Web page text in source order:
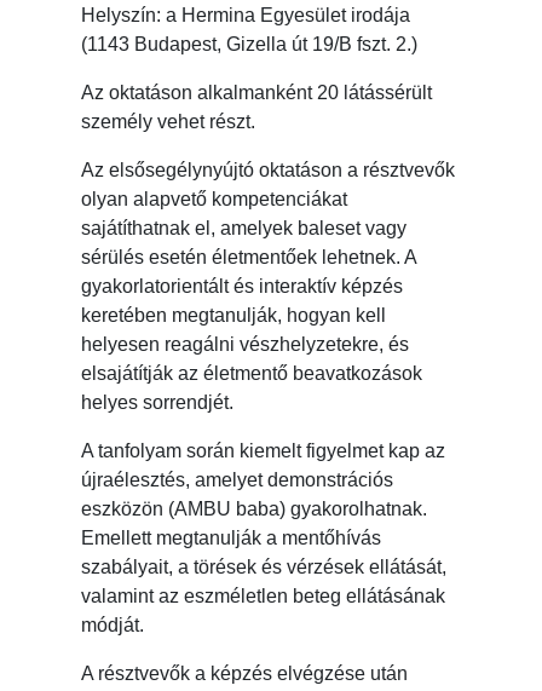
Helyszín: a Hermina Egyesület irodája
(1143 Budapest, Gizella út 19/B fszt. 2.)
Az oktatáson alkalmanként 20 látássérült
személy vehet részt.
Az elsősegélynyújtó oktatáson a résztvevők
olyan alapvető kompetenciákat
sajátíthatnak el, amelyek baleset vagy
sérülés esetén életmentőek lehetnek. A
gyakorlatorientált és interaktív képzés
keretében megtanulják, hogyan kell
helyesen reagálni vészhelyzetekre, és
elsajátítják az életmentő beavatkozások
helyes sorrendjét.
A tanfolyam során kiemelt figyelmet kap az
újraélesztés, amelyet demonstrációs
eszközön (AMBU baba) gyakorolhatnak.
Emellett megtanulják a mentőhívás
szabályait, a törések és vérzések ellátását,
valamint az eszméletlen beteg ellátásának
módját.
A résztvevők a képzés elvégzése után